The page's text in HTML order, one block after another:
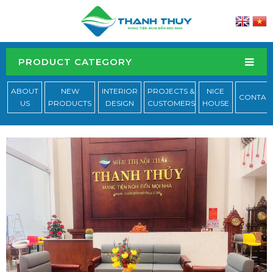
PRODUCT CATEGORY
ABOUT
US
NEW
PRODUCTS
INTERIOR
DESIGN
PROJECTS &
CUSTOMERS
NICE
HOUSE